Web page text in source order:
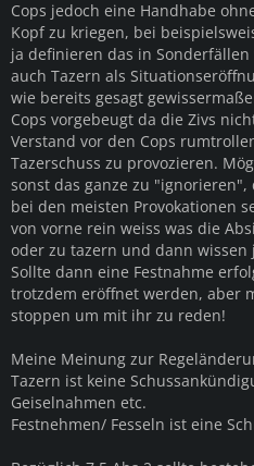
Cops jedoch eine Handhabe
Kopf zu kriegen, bei
ja definieren das in
auch Tazern als
wie bereits gesagt
Cops vorgebeugt da die Zivs
Verstand vor den Cops
Tazerschuss zu provozieren.
sonst das ganze zu "ignorieren",
bei den meisten Provokationen
von vorne rein weiss was die
oder zu tazern und dann wissen
Sollte dann eine Festnahme
trotzdem eröffnet werden, aber
stoppen um mit ihr zu reden!
Meine Meinung zur
Tazern ist keine
Geiselnahmen etc.
Festnehmen/ Fesseln ist eine